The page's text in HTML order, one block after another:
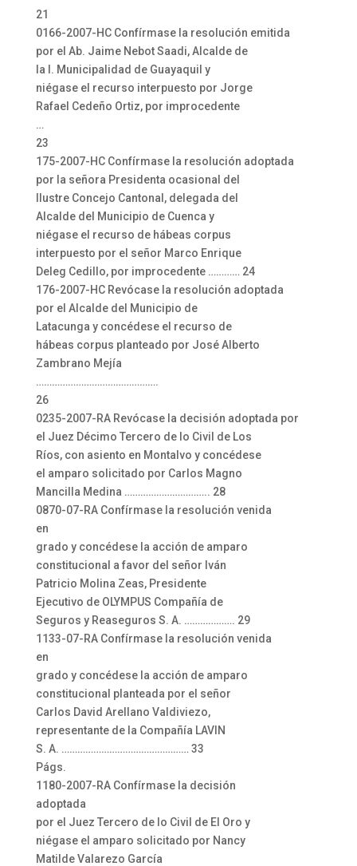
21
0166-2007-HC Confírmase la resolución emitida
por el Ab. Jaime Nebot Saadi, Alcalde de
la I. Municipalidad de Guayaquil y
niégase el recurso interpuesto por Jorge
Rafael Cedeño Ortiz, por improcedente
…
23
175-2007-HC Confírmase la resolución adoptada
por la señora Presidenta ocasional del
Ilustre Concejo Cantonal, delegada del
Alcalde del Municipio de Cuenca y
niégase el recurso de hábeas corpus
interpuesto por el señor Marco Enrique
Deleg Cedillo, por improcedente ………… 24
176-2007-HC Revócase la resolución adoptada
por el Alcalde del Municipio de
Latacunga y concédese el recurso de
hábeas corpus planteado por José Alberto
Zambrano Mejía
……………………………………….
26
0235-2007-RA Revócase la decisión adoptada por
el Juez Décimo Tercero de lo Civil de Los
Ríos, con asiento en Montalvo y concédese
el amparo solicitado por Carlos Magno
Mancilla Medina ………………………….. 28
0870-07-RA Confírmase la resolución venida
en
grado y concédese la acción de amparo
constitucional a favor del señor Iván
Patricio Molina Zeas, Presidente
Ejecutivo de OLYMPUS Compañía de
Seguros y Reaseguros S. A. ………………. 29
1133-07-RA Confírmase la resolución venida
en
grado y concédese la acción de amparo
constitucional planteada por el señor
Carlos David Arellano Valdiviezo,
representante de la Compañía LAVIN
S. A. ………………………………………… 33
Págs.
1180-2007-RA Confírmase la decisión
adoptada
por el Juez Tercero de lo Civil de El Oro y
niégase el amparo solicitado por Nancy
Matilde Valarezo García